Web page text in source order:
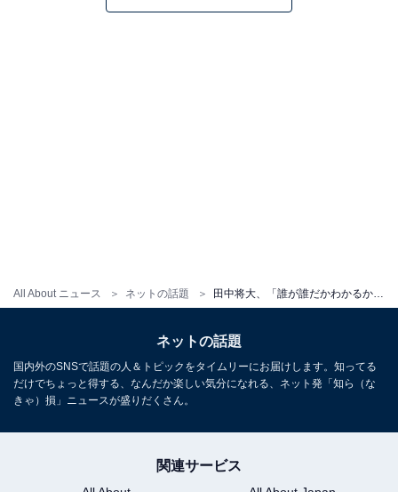
All About ニュース ネットの話題
ネットの話題
国内外のSNSで話題の人＆トピックをタイムリーにお届けします。知ってる
だけでちょっと得する、なんだか楽しい気分になれる、ネット発「知ら（な
きゃ）損」ニュースが盛りだくさん。
関連サービス